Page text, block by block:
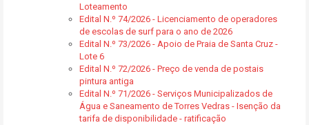
Loteamento
Edital N.º 74/2026 - Licenciamento de operadores
de escolas de surf para o ano de 2026
Edital N.º 73/2026 - Apoio de Praia de Santa Cruz -
Lote 6
Edital N.º 72/2026 - Preço de venda de postais
pintura antiga
Edital N.º 71/2026 - Serviços Municipalizados de
Água e Saneamento de Torres Vedras - Isenção da
tarifa de disponibilidade - ratificação